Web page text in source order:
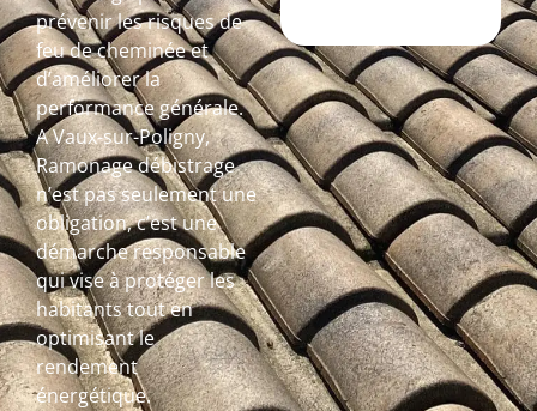
prévenir les risques de
feu de cheminée et
d’améliorer la
performance générale.
A Vaux-sur-Poligny,
Ramonage débistrage
n’est pas seulement une
obligation, c’est une
démarche responsable
qui vise à protéger les
habitants tout en
optimisant le
rendement
énergétique.